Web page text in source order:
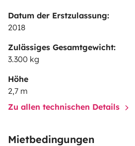
Datum der Erstzulassung:
2018
Zulässiges Gesamtgewicht:
3.300 kg
Höhe
2,7 m
Zu allen technischen Details
Mietbedingungen